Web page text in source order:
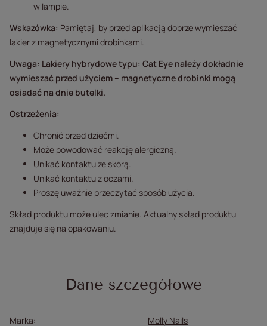
w lampie.
Wskazówka: Pamiętaj, by przed aplikacją dobrze wymieszać
lakier z magnetycznymi drobinkami.
Uwaga: Lakiery hybrydowe typu: Cat Eye należy dokładnie
wymieszać przed użyciem – magnetyczne drobinki mogą
osiadać na dnie butelki.
Ostrzeżenia:
Chronić przed dziećmi.
Może powodować reakcję alergiczną.
Unikać kontaktu ze skórą.
Unikać kontaktu z oczami.
Proszę uważnie przeczytać sposób użycia.
Skład produktu może ulec zmianie. Aktualny skład produktu
znajduje się na opakowaniu.
Dane szczegółowe
Marka Molly Nails